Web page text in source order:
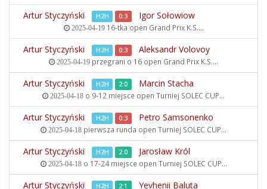
Artur Styczyński H2H 0:3 Igor Sołowiow
2025-04-1916-tka open Grand Prix K.S....
Artur Styczyński H2H 0:3 Aleksandr Volovoy
2025-04-19 przegrani o 16 open Grand Prix K.S....
Artur Styczyński H2H 2:0 Marcin Stacha
2025-04-18 o 9-12 miejsce open Turniej SOLEC CUP...
Artur Styczyński H2H 0:3 Petro Samsonenko
2025-04-18 pierwsza runda open Turniej SOLEC CUP...
Artur Styczyński H2H 2:0 Jarosław Król
2025-04-18o 17-24 miejsce open Turniej SOLEC CUP...
Artur Styczyński H2H 2:1 Yevhenii Baluta